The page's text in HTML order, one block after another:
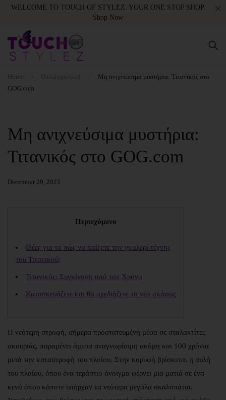
WELCOME TO TOUCH OF STYLEZ. YOUR ONE STOP SHOP.
Shop Now
Home Uncategorized
Μη ανιχνεύσιμα μυστήρια: Τιτανικός στο
GOG.com
Μη ανιχνεύσιμα μυστήρια:
Τιτανικός στο GOG.com
December 29, 2025
Περιεχόμενο
Ιδέες για το πώς να παίξετε την γκαλερί τέχνης
του Τιτανικού;
Τιτανικός: Συγκίνηση από τον Χρόνο
Κατασκευάζετε και θα σχεδιάζετε το νέο σκάφος
Η νεότερη στροφή, σήμερα προστατευμένη μέσα σε σταλακτίτες
σκουριάς, παραμένει άμεσα αναγνωρίσιμη ακόμη και 100 χρόνια
μετά την καταστροφή του πλοίου. Στην κορυφή βρίσκεται η αυλή
του πλοίου, όπου ένα τεράστιο άνοιγμα φέρνει μια ματιά σε ένα
κενό όπου κάποτε υπήρχαν τα νεότερα μεγάλα σκαλοπάτια.